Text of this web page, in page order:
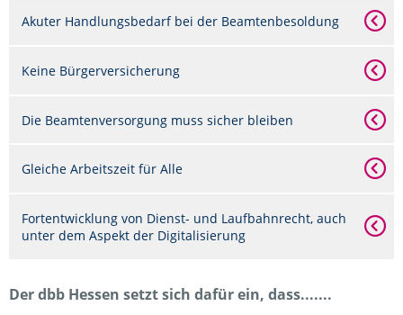
Akuter Handlungsbedarf bei der Beamtenbesoldung
Keine Bürgerversicherung
Die Beamtenversorgung muss sicher bleiben
Gleiche Arbeitszeit für Alle
Fortentwicklung von Dienst- und Laufbahnrecht, auch
unter dem Aspekt der Digitalisierung
Der dbb Hessen setzt sich dafür ein, dass.......